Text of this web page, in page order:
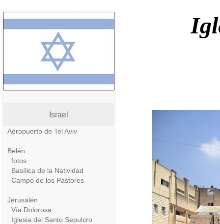
Israel
Aeropuerto de Tel Aviv
Belén
fotos
Basílica de la Natividad
Campo de los Pastores
Jerusalén
Vía Dolorosa
Iglesia del Santo Sepulcro